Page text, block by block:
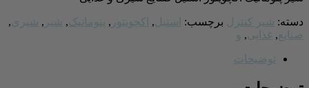
دسته: شیر کنترل برچسب: استیل , اکچویتور , پنوماتیک, شیر , شیری,
صنایع, غذایی, و
توضیحات